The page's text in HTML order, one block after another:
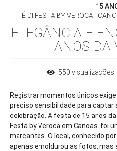
15
É DI FESTA BY VEROCA -
ELEGÂNCIA E
ANOS DA
550 visualizações
Registrar momentos únicos
preciso sensibilidade para captar
celebração. A festa de 15 anos da
Festa by Veroca em Canoas, foi
marcantes. O local, conhecido
apenas emoldurou as fotos, mas